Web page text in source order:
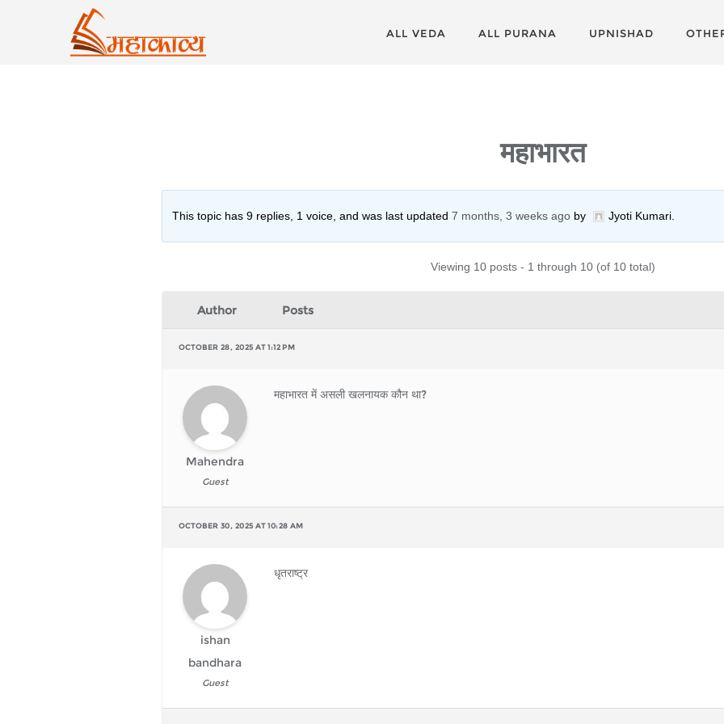
ALL VEDA ALL PURANA UPNISHAD
महाभारत
This topic has 9 replies, 1 voice, and was last updated 7 months, 3 weeks agoby Jyoti Kumari.
Viewing 10 posts - 1 through 10 (of 10 total)
Author Posts
OCTOBER 28, 2025 AT 1:12 PM
Mahendra
Guest
महाभारत में असली खलनायक कौन था?
OCTOBER 30, 2025 AT 10:28 AM
ishan
bandhara
Guest
धृतराष्ट्र